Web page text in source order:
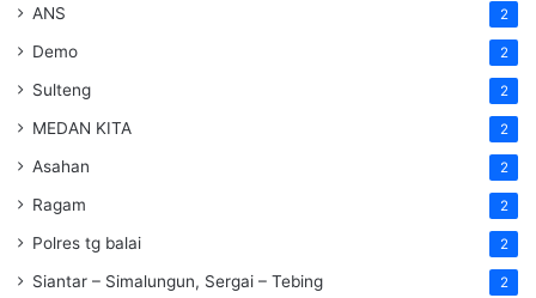
ANS 2
Demo 2
Sulteng 2
MEDAN KITA 2
Asahan 2
Ragam 2
Polres tg balai 2
Siantar – Simalungun, Sergai – Tebing 2